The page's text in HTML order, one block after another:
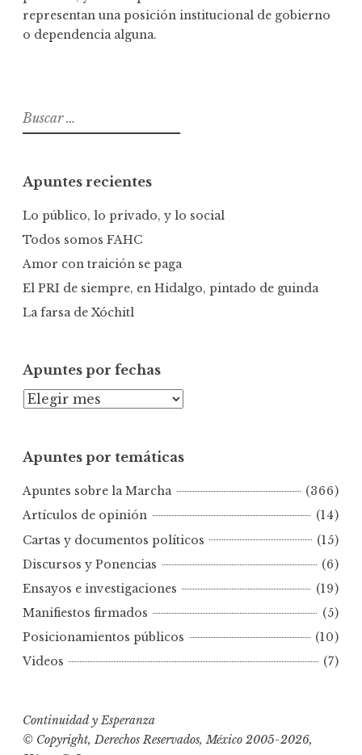
representan una posición institucional de gobierno
o dependencia alguna.
B
u
a
r
Apuntes recientes
Lo público, lo privado, y lo social
Todos somos FAHC
Amor con traición se paga
El PRI de siempre, en Hidalgo, pintado de guinda
La farsa de Xóchitl
Apuntes por fechas
A
n
e
s
p
r
f
e
c
a
Apuntes por temáticas
Apuntes sobre la Marcha
(366)
Artículos de opinión
(14)
Cartas y documentos políticos
(15)
Discursos y Ponencias
(6)
Ensayos e investigaciones
(19)
Manifiestos firmados
(5)
Posicionamientos públicos
(10)
Videos
(7)
Continuidad y Esperanza
© Copyright, Derechos Reservados, México 2005-2026,